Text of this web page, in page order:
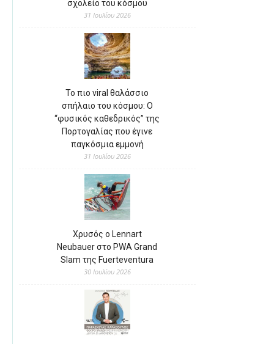
σχολείο του κόσμου
31 Ιουλίου 2026
Το πιο viral θαλάσσιο
σπήλαιο του κόσμου: Ο
“φυσικός καθεδρικός” της
Πορτογαλίας που έγινε
παγκόσμια εμμονή
31 Ιουλίου 2026
Χρυσός ο Lennart
Neubauer στο PWA Grand
Slam της Fuerteventura
30 Ιουλίου 2026